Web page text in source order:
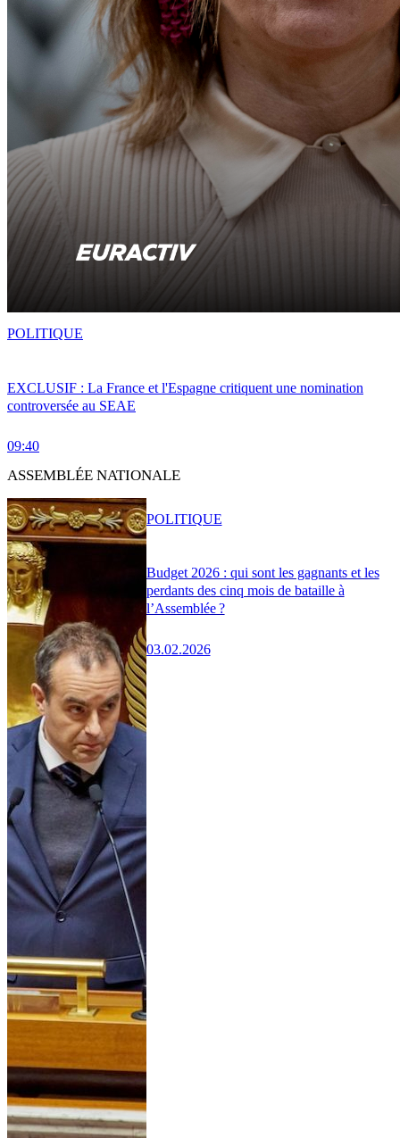
EXCLUSIF : La France et l'Espagne critiquent une nomination
controversée au SEAE
09:40
POLITIQUE
ASSEMBLÉE NATIONALE
Budget 2026 : qui sont les gagnants et les
perdants des cinq mois de bataille à
l’Assemblée ?
03.02.2026
POLITIQUE